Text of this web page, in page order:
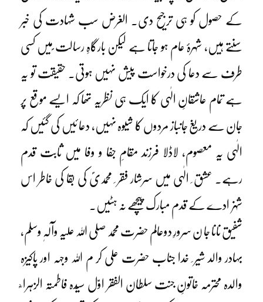
کے حصول کو ہی ترجیح دی۔ الغرض سب شہادت کی خبر
سنتے ہیں، شہرۂ عام ہو جاتا ہے لیکن بارگاہِ رسالت ؐمیں کسی
طرف سے دعا کی درخواست پیش نہیں ہوتی۔ حقیقت تو یہ
ہے تمام عاشقانِ الٰہی کا ایک ہی نظریہ تھا کہ ایسے موقع پر
جان سے دریغ جانباز مردوں کا شیوہ نہیں، دعا ئیں کی گئیں کہ
الٰہی یہ معصوم، لاڈلا فرزند مقامِ جفا و وفا میں ثابت قدم
رہے۔ عشق ِ الٰہی میں سرشار فقر ِ محمدیؐ کی بقا کی خاطر اس
شہزادے کے قدم مبارک پیچھے نہ ہٹیں۔
شفیق نانا جا ن سرورِ دوعالم حضرت محمد صلی اللہ علیہ وآلہٖ وسلم،
بہادر والد شیر ِ خدا جناب حضرت علی کر م اللہ وجہہ اور پاکیزہ
والدہ محترمہ خاتونِ جنت سلطان الفقر اوّل سیّدہ فاطمتہ الزہرا ؓ